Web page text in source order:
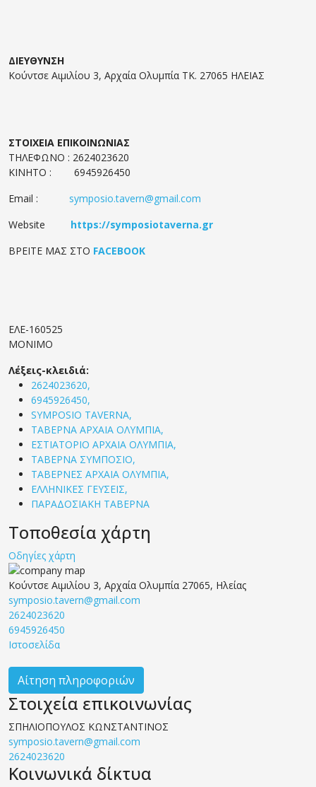
ΔΙΕΥΘΥΝΣΗ
Κούντσε Αιμιλίου 3, Αρχαία Ολυμπία ΤΚ. 27065 ΗΛΕΙΑΣ
ΣΤΟΙΧΕΙΑ ΕΠΙΚΟΙΝΩΝΙΑΣ
ΤΗΛΕΦΩΝΟ : 2624023620
ΚΙΝΗΤΟ : 6945926450
Email : symposio.tavern@gmail.com
Website https://symposiotaverna.gr
ΒΡΕΙΤΕ ΜΑΣ ΣΤΟ FACEBOOK
ΕΛΕ-160525
ΜΟΝΙΜΟ
Λέξεις-κλειδιά:
2624023620,
6945926450,
SYMPOSIO TAVERNA,
ΤΑΒΕΡΝΑ ΑΡΧΑΙΑ ΟΛΥΜΠΙΑ,
ΕΣΤΙΑΤΟΡΙΟ ΑΡΧΑΙΑ ΟΛΥΜΠΙΑ,
ΤΑΒΕΡΝΑ ΣΥΜΠΟΣΙΟ,
ΤΑΒΕΡΝΕΣ ΑΡΧΑΙΑ ΟΛΥΜΠΙΑ,
ΕΛΛΗΝΙΚΕΣ ΓΕΥΣΕΙΣ,
ΠΑΡΑΔΟΣΙΑΚΗ ΤΑΒΕΡΝΑ
Τοποθεσία χάρτη
Οδηγίες χάρτη
Κούντσε Αιμιλίου 3, Αρχαία Ολυμπία 27065, Ηλείας
symposio.tavern@gmail.com
2624023620
6945926450
Ιστοσελίδα
Αίτηση πληροφοριών
Στοιχεία επικοινωνίας
ΣΠΗΛΙΟΠΟΥΛΟΣ ΚΩΝΣΤΑΝΤΙΝΟΣ
symposio.tavern@gmail.com
2624023620
Κοινωνικά δίκτυα